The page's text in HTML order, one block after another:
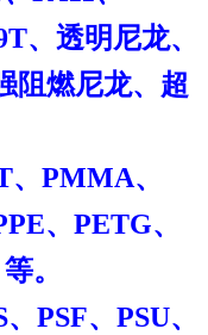
、透明尼龙、
阻燃尼龙、超
PMMA、
、PETG、
。
PSF、PSU、